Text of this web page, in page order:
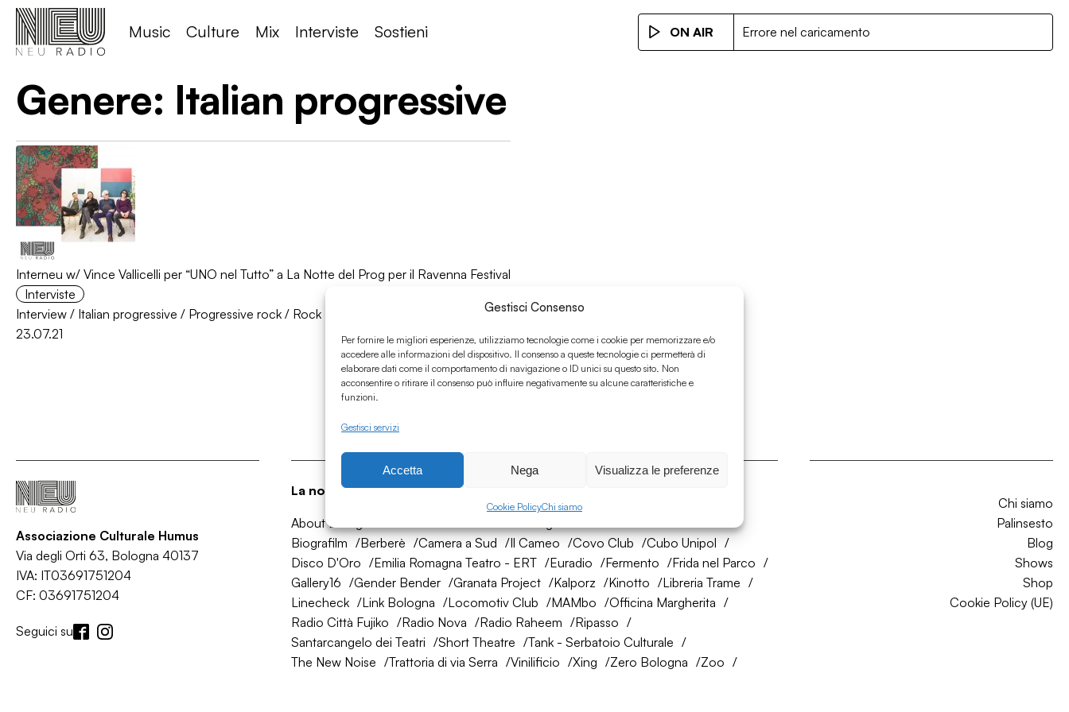
Gestisci Consenso
Per fornire le migliori esperienze, utilizziamo tecnologie come i cookie per memorizzare e/o
accedere alle informazioni del dispositivo. Il consenso a queste tecnologie ci permetterà di
elaborare dati come il comportamento di navigazione o ID unici su questo sito. Non
acconsentire o ritirare il consenso può influire negativamente su alcune caratteristiche e
funzioni.
Gestisci servizi
Accetta Nega Visualizza le preferenze
Cookie PolicyChi siamo
Music Culture Mix Interviste Sostieni ON AIR Errore nel caricamento
Genere: Italian progressive
Interneu w/ Vince Vallicelli per “UNO nel Tutto” a La Notte del Prog per il Ravenna Festival
Interviste
Interview / Italian progressive / Progressive rock / Rock
23.07.21
Associazione Culturale Humus
Via degli Orti 63, Bologna 40137
IVA: IT03691751204
CF: 03691751204
Seguici su
La nostra rete di amici
About Bologna
Biografilm
Berberè Camera a Sud Il Cameo Covo Club
Cubo Unipol
Disco D'Oro
Emilia Romagna Teatro - ERT Euradio Fermento
Frida nel Parco
Gallery16
Gender Bender Granata Project Kalporz Kinotto
Libreria Trame
Linecheck
Link Bologna Locomotiv Club MAMbo
Officina Margherita
Radio Città Fujiko
Radio Nova Radio Raheem
Ripasso
Santarcangelo dei Teatri
Short Theatre
Tank - Serbatoio Culturale
The New Noise
Trattoria di via Serra Vinilificio Xing Zero Bologna Zoo
Chi siamo
Palinsesto
Blog
Shows
Shop
Cookie Policy (UE)